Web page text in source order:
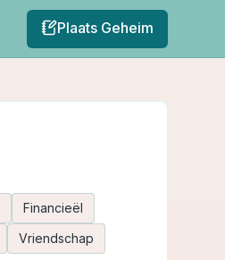
Plaats Geheim
Financieël
Vriendschap